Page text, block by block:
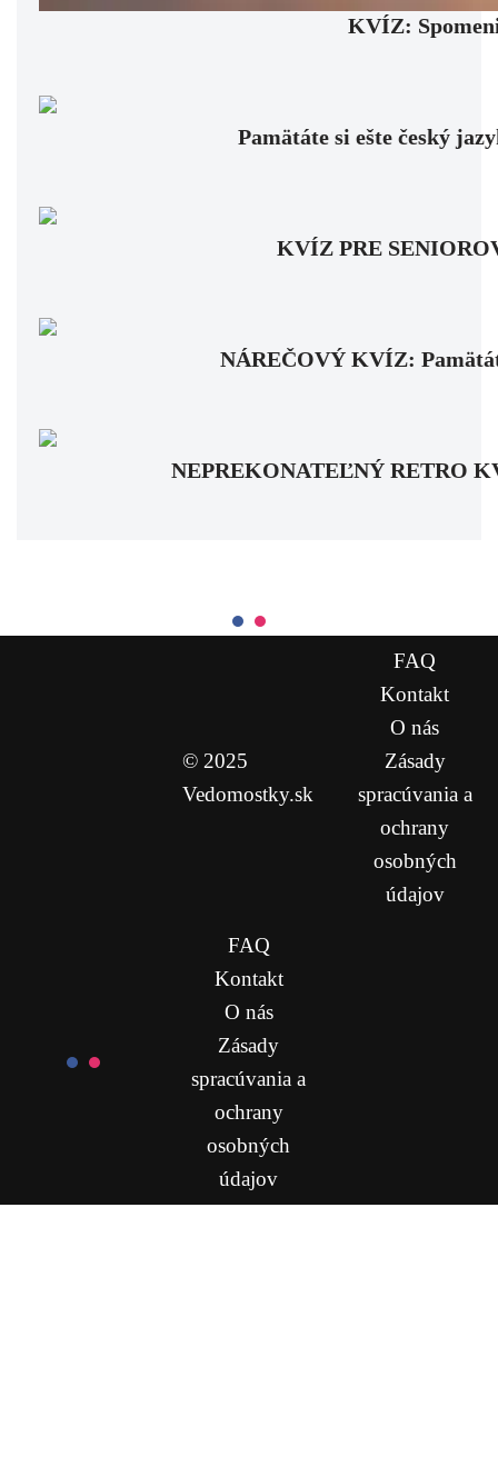
KVÍZ:
Pamätáte si ešte český
KVÍZ PRE
NÁREČOVÝ KVÍZ:
NEPREKONATEĽNÝ RETRO
© 2025
Vedomostky.sk
FAQ
Kontakt
O nás
Zásady
spracúvania a
ochrany
osobných
údajov
FAQ
Kontakt
O nás
Zásady
spracúvania a
ochrany
osobných
údajov